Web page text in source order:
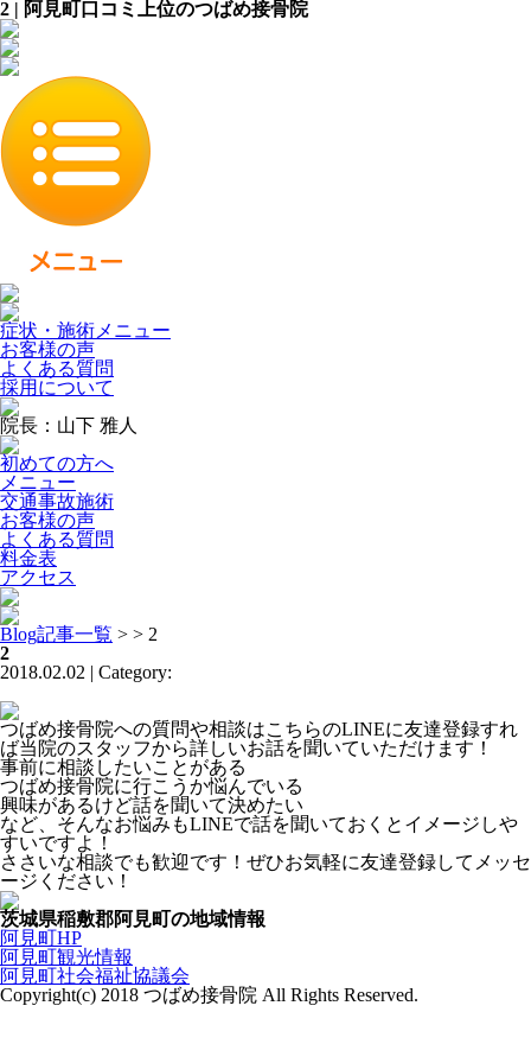
2 | 阿見町口コミ上位のつばめ接骨院
症状・施術メニュー
お客様の声
よくある質問
採用について
院長：山下 雅人
初めての方へ
メニュー
交通事故施術
お客様の声
よくある質問
料金表
アクセス
Blog記事一覧 > > 2
2
2018.02.02 | Category:
つばめ接骨院への質問や相談はこちらのLINEに友達登録すれ
ば当院のスタッフから詳しいお話を聞いていただけます！
事前に相談したいことがある
つばめ接骨院に行こうか悩んでいる
興味があるけど話を聞いて決めたい
など、そんなお悩みもLINEで話を聞いておくとイメージしや
すいですよ！
ささいな相談でも歓迎です！ぜひお気軽に友達登録してメッセ
ージください！
茨城県稲敷郡阿見町の地域情報
阿見町HP
阿見町観光情報
阿見町社会福祉協議会
Copyright(c) 2018 つばめ接骨院 All Rights Reserved.